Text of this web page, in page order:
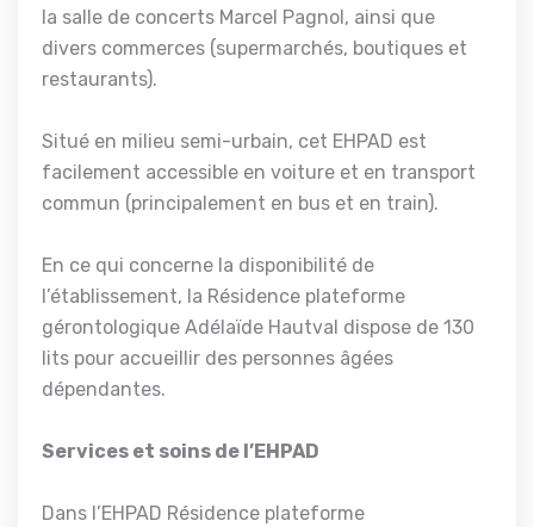
la salle de concerts Marcel Pagnol, ainsi que
divers commerces (supermarchés, boutiques et
restaurants).
Situé en milieu semi-urbain, cet EHPAD est
facilement accessible en voiture et en transport
commun (principalement en bus et en train).
En ce qui concerne la disponibilité de
l’établissement, la Résidence plateforme
gérontologique Adélaïde Hautval dispose de 130
lits pour accueillir des personnes âgées
dépendantes.
Services et soins de l’EHPAD
Dans l’EHPAD Résidence plateforme